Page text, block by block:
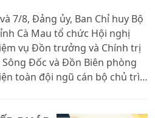
7/8, Đảng ủy, Ban Chỉ huy Bộ
Cà Mau tổ chức Hội nghị
vụ Đồn trưởng và Chính trị
Đốc và Đồn Biên phòng
toàn đội ngũ cán bộ chủ trì,